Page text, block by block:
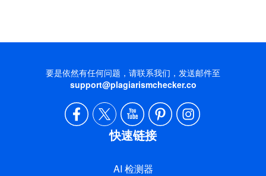
要是依然有任何问题，请联系我们，发送邮件至
support@plagiarismchecker.co
快速链接
AI 检测器